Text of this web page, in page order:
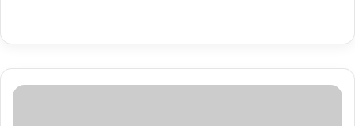
لا